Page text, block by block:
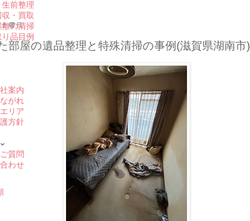
前整理
・買取
敷の清掃
品目例
案内
がれ
リア
方針

質問
わせ
曜日
部屋の遺品整理と特殊清掃の事例(滋賀県湖南市)